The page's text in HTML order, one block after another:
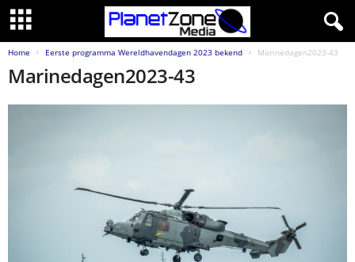
Home Eerste programma Wereldhavendagen 2023 bekend Marinedagen2023-43
Marinedagen2023-43